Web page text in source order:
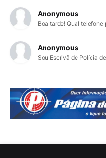
Anonymous
Boa tarde! Qual telefone
Anonymous
Sou Escrivã de Polícia